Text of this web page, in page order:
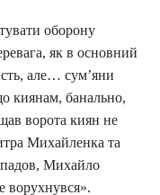
оборону
як в основний
але… сум’яни
киянам, банально,
ворота киян не
Михайленка та
Михайло
ворухнувся».